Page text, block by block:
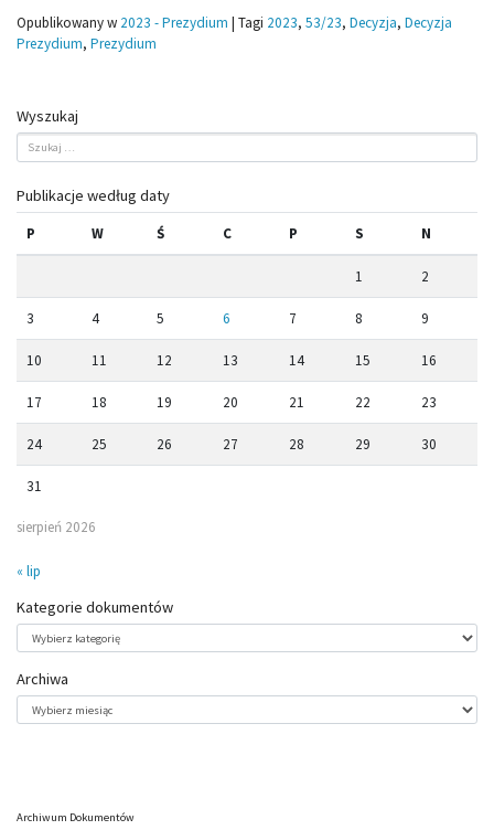
Opublikowany w 2023 - Prezydium | Tagi 2023, 53/23, Decyzja, Decyzja
Prezydium, Prezydium
Wyszukaj
Publikacje według daty
sierpień 2026
P W Ś C P S N
1 2
3 4 5 6 7 8 9
10 11 12 13 14 15 16
17 18 19 20 21 22 23
24 25 26 27 28 29 30
31
« lip
Kategorie dokumentów
dokumentów
Archiwa
Archiwum Dokumentów